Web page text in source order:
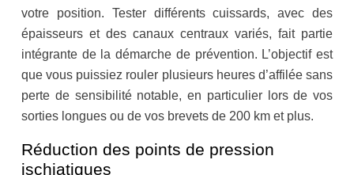
votre position. Tester différents cuissards, avec des
épaisseurs et des canaux centraux variés, fait partie
intégrante de la démarche de prévention. L’objectif est
que vous puissiez rouler plusieurs heures d’affilée sans
perte de sensibilité notable, en particulier lors de vos
sorties longues ou de vos brevets de 200 km et plus.
Réduction des points de pression
ischiatiques